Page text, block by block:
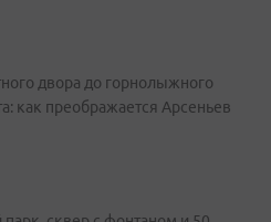
двора до горнолыжного
как преображается Арсеньев